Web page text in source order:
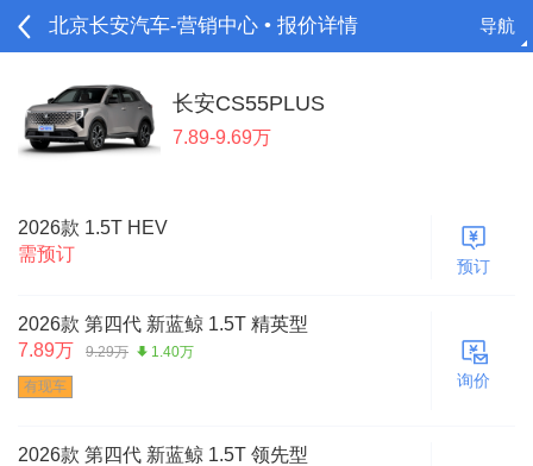
北京长安汽车-营销中心 • 报价详情 导航
长安CS55PLUS
7.89-9.69万
2026款 1.5T HEV
需预订
预订
2026款 第四代 新蓝鲸 1.5T 精英型
7.89万
9.29万 1.40万
有现车 询价
2026款 第四代 新蓝鲸 1.5T 领先型